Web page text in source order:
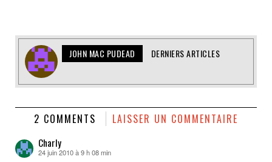
JOHN MAC PUDEAD DERNIERS ARTICLES
2 COMMENTS LAISSER UN COMMENTAIRE
Charly
dit :
24 juin 2010 à 9 h 08 min